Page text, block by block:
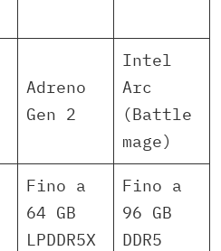
Adreno
Gen 2
Intel
Arc
(Battle
mage)
Fino a
64 GB
LPDDR5X
Fino a
96 GB
DDR5